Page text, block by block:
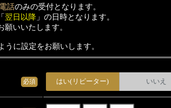
話のみの受付となります。
翌日以降 」の日時となります。
いいたします。
うに設定をお願いします。
必須 はい(リピーター) いいえ